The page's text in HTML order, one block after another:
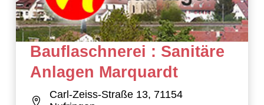
Bauflaschnerei : Sanitäre
Anlagen Marquardt
Carl-Zeiss-Straße 13, 71154